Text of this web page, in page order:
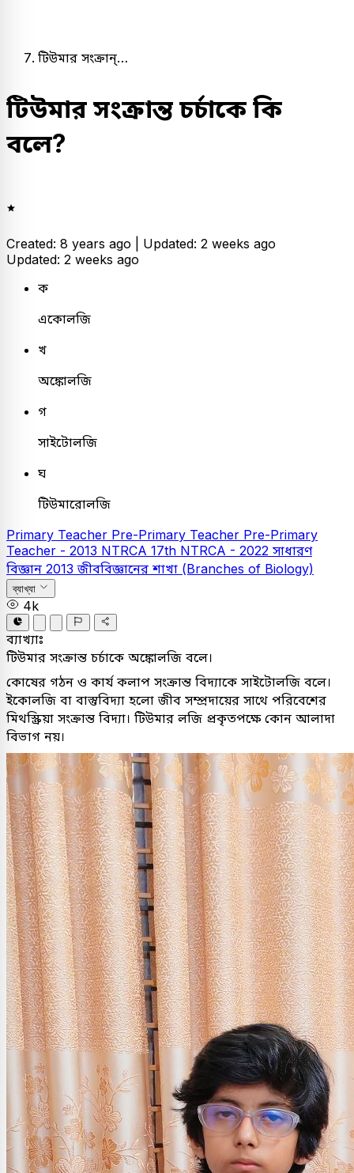
টিউমার সংক্রান্…
টিউমার সংক্রান্ত চর্চাকে কি
বলে?
Created: 8 years ago | Updated: 2 weeks ago
Updated: 2 weeks ago
ক
একোলজি
খ
অঙ্কোলজি
গ
সাইটোলজি
ঘ
টিউমারোলজি
Primary Teacher Pre-Primary Teacher Pre-Primary
Teacher - 2013 NTRCA 17th NTRCA - 2022 সাধারণ
বিজ্ঞান 2013জীববিজ্ঞানের শাখা (Branches of Biology)
ব্যাখ্যা
4k
ব্যাখ্যাঃ
টিউমার সংক্রান্ত চর্চাকে অঙ্কোলজি বলে।
কোষের গঠন ও কার্য কলাপ সংক্রান্ত বিদ্যাকে সাইটোলজি বলে।
ইকোলজি বা বাস্তুবিদ্যা হলো জীব সম্প্রদায়ের সাথে পরিবেশের
মিথস্ক্রিয়া সংক্রান্ত বিদ্যা। টিউমার লজি প্রকৃতপক্ষে কোন আলাদা
বিভাগ নয়।